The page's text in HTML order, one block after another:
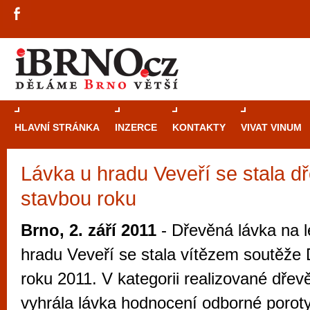
HLAVNÍ STRÁNKA INZERCE KONTAKTY VIVAT VINUM
Lávka u hradu Veveří se stala
stavbou roku
Brno, 2. září 2011 - Dřevěná lávka na
hradu Veveří se stala vítězem soutěže
roku 2011. V kategorii realizované
vyhrála lávka hodnocení odborné
Průvodce
Brno je
zajímavé
restaurace,
Mimo jiné je ale také místem, kde si